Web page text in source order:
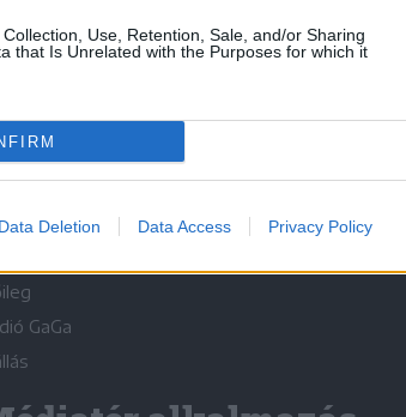
Use, Retention, Sale, and/or Sharing
that Is Unrelated with the Purposes for which it
Data Deletion Data Access Privacy Policy
Napló
Napló
GaGa